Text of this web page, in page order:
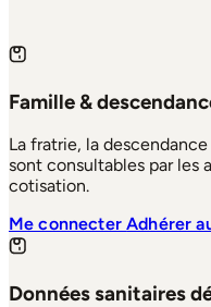
Famille &
La fratrie, la
sont consultables par les
cotisation.
Me connecterAdhérer
Données sanitaires